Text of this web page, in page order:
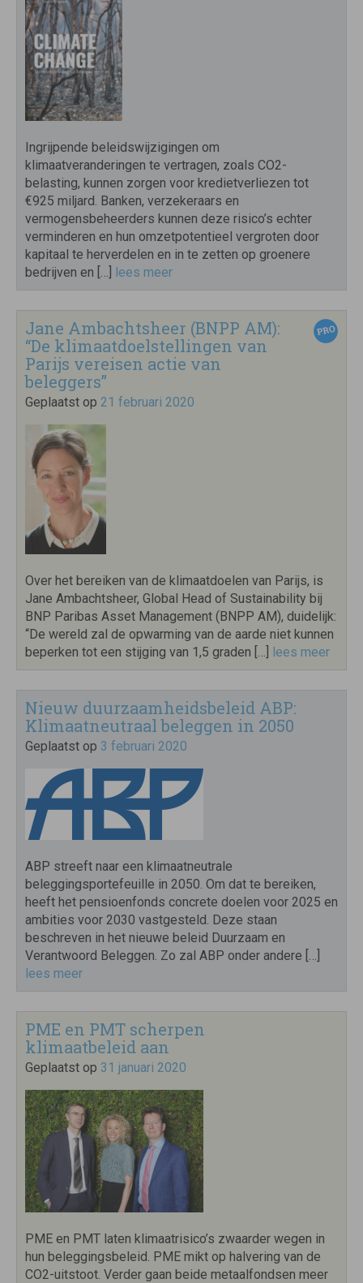
Ingrijpende beleidswijzigingen om
klimaatveranderingen te vertragen, zoals CO2-
belasting, kunnen zorgen voor kredietverliezen tot
€925 miljard. Banken, verzekeraars en
vermogensbeheerders kunnen deze risico’s echter
verminderen en hun omzetpotentieel vergroten door
kapitaal te herverdelen en in te zetten op groenere
bedrijven en […] lees meer
Jane Ambachtsheer (BNPP AM):
“De klimaatdoelstellingen van
Parijs vereisen actie van
beleggers”
Geplaatst op 21 februari 2020
Over het bereiken van de klimaatdoelen van Parijs, is
Jane Ambachtsheer, Global Head of Sustainability bij
BNP Paribas Asset Management (BNPP AM), duidelijk:
“De wereld zal de opwarming van de aarde niet kunnen
beperken tot een stijging van 1,5 graden […] lees meer
Nieuw duurzaamheidsbeleid ABP:
Klimaatneutraal beleggen in 2050
Geplaatst op 3 februari 2020
ABP streeft naar een klimaatneutrale
beleggingsportefeuille in 2050. Om dat te bereiken,
heeft het pensioenfonds concrete doelen voor 2025 en
ambities voor 2030 vastgesteld. Deze staan
beschreven in het nieuwe beleid Duurzaam en
Verantwoord Beleggen. Zo zal ABP onder andere […]
lees meer
PME en PMT scherpen
klimaatbeleid aan
Geplaatst op 31 januari 2020
PME en PMT laten klimaatrisico’s zwaarder wegen in
hun beleggingsbeleid. PME mikt op halvering van de
CO2-uitstoot. Verder gaan beide metaalfondsen meer